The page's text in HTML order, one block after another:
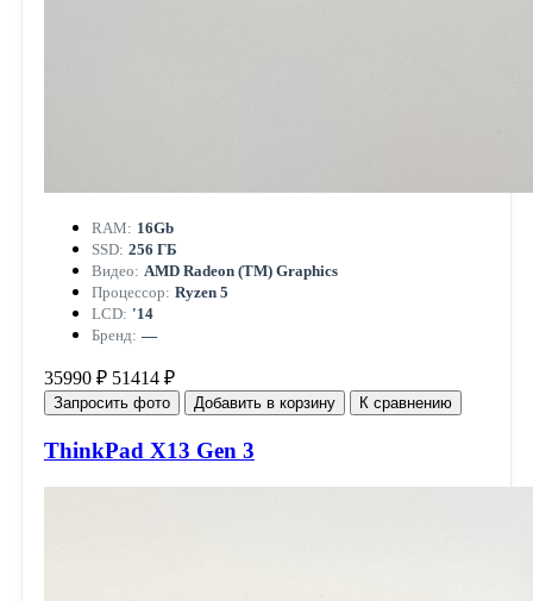
RAM: 16Gb
SSD: 256 ГБ
Видео: AMD Radeon (TM) Graphics
Процессор: Ryzen 5
LCD: '14
Бренд: —
35990 ₽ 51414 ₽
Запросить фото Добавить в корзину К сравнению
ThinkPad X13 Gen 3